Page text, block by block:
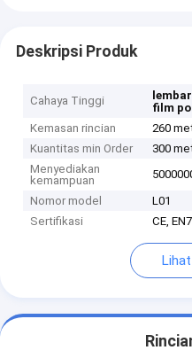
Deskripsi Produk
Cahaya Tinggi
film
Kemasan rincian
260
Kuantitas min Order
300
Menyediakan
kemampuan
Nomor model
L01
Sertifikasi
CE,